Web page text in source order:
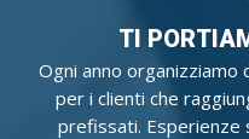
TI
Ogni anno organizziamo
per i clienti che
prefissati. Esperienze